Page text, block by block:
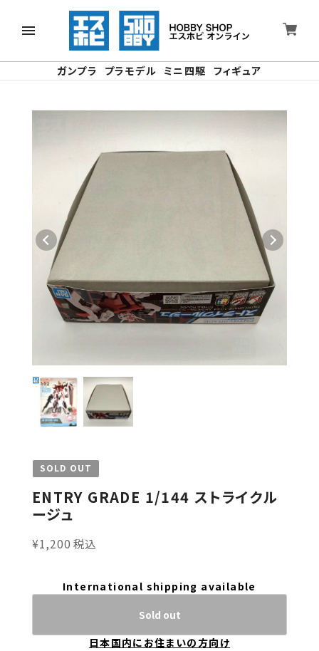
ガンプラ プラモデル ミニ四駆 フィギュア
SOLD OUT
ENTRY GRADE 1/144 ストライクル
ージュ
¥1,200 税込
International shipping available
Sold out
日本国内にお住まいの方向け